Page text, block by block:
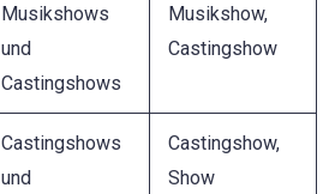
Musikshows
und
Castingshows
Musikshow,
Castingshow
Castingshows
und
Castingshow,
Show